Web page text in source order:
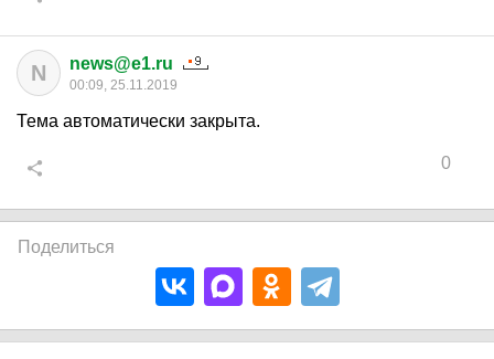
N news@e1.ru
00:09, 25.11.2019
Тема автоматически закрыта.
0
Поделиться